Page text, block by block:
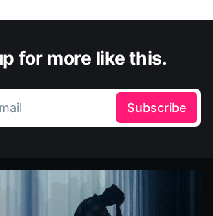
for more like this.
Subscribe